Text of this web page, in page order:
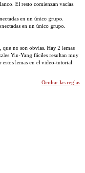
El resto comienzan vacías.
en un único grupo.
en un único grupo.
que no son obvias. Hay 2 lemas
Yin-Yang fáciles resultan muy
estos lemas en el video-tutorial
Ocultar las reglas